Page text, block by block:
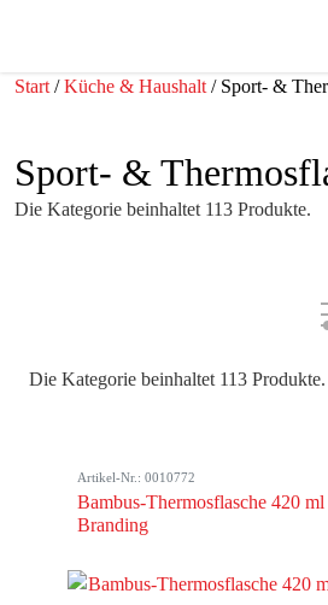
Start /Küche & Haushalt / Sport- &
Sport- &
Die Kategorie beinhaltet 113 Produkte.
Farbe
Die Kategorie beinhaltet 113 Produkte.
Artikel-Nr.: 0010772
Bambus-Thermosflasche 420
Branding